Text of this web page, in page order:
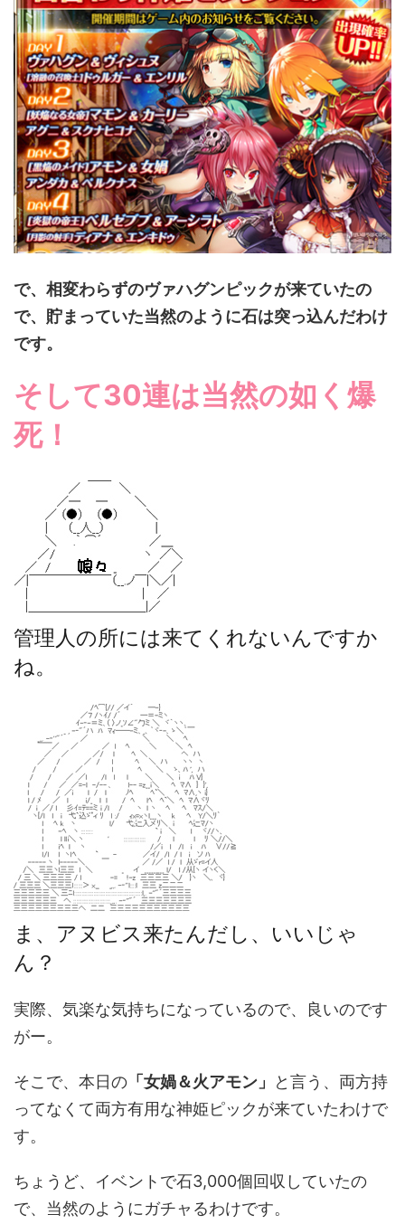
で、相変わらずのヴァハグンピックが来ていたの
で、貯まっていた当然のように石は突っ込んだわけ
です。
そして30連は当然の如く爆
死！
管理人の所には来てくれないんですか
ね。
ま、アヌビス来たんだし、いいじゃ
ん？
実際、気楽な気持ちになっているので、良いのです
がー。
そこで、本日の 「女媧＆火アモン」
と言う、両方持
ってなくて両方有用な神姫ピックが来ていたわけで
す。
ちょうど、イベントで石3,000個回収していたの
で、当然のようにガチャるわけです。